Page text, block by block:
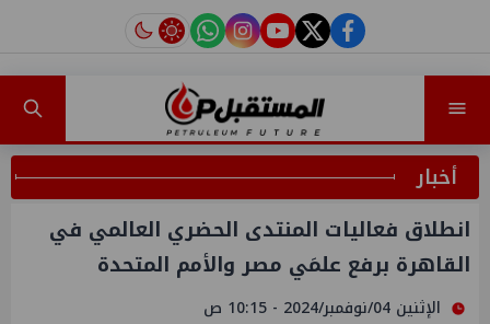
facebook
twitter
youtube
instagram
tiktok
أخبار
انطلاق فعاليات المنتدى الحضري العالمي في
القاهرة برفع علمَي مصر والأمم المتحدة
الإثنين 04/نوفمبر/2024 - 10:15 ص